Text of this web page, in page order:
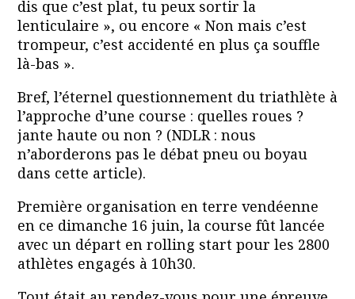
dis que c’est plat, tu peux sortir la
lenticulaire », ou encore « Non mais c’est
trompeur, c’est accidenté en plus ça souffle
là-bas ».
Bref, l’éternel questionnement du triathlète à
l’approche d’une course : quelles roues ?
jante haute ou non ? (NDLR : nous
n’aborderons pas le débat pneu ou boyau
dans cette article).
Première organisation en terre vendéenne
en ce dimanche 16 juin, la course fût lancée
avec un départ en rolling start pour les 2800
athlètes engagés à 10h30.